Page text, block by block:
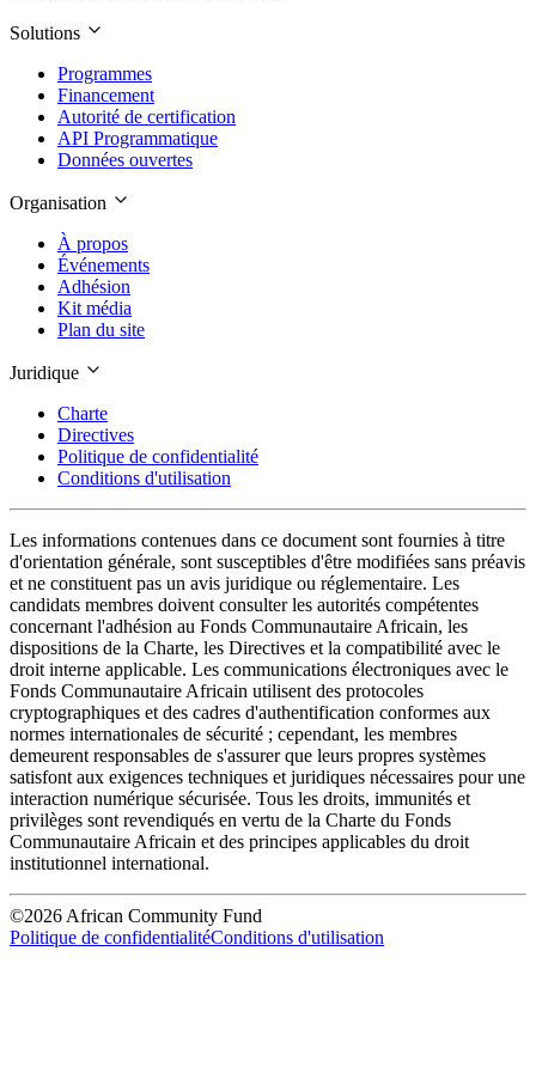
Solutions
Programmes
Financement
Autorité de certification
API Programmatique
Données ouvertes
Organisation
À propos
Événements
Adhésion
Kit média
Plan du site
Juridique
Charte
Directives
Politique de confidentialité
Conditions d'utilisation
Les informations contenues dans ce document sont fournies à titre
d'orientation générale, sont susceptibles d'être modifiées sans préavis
et ne constituent pas un avis juridique ou réglementaire. Les
candidats membres doivent consulter les autorités compétentes
concernant l'adhésion au Fonds Communautaire Africain, les
dispositions de la Charte, les Directives et la compatibilité avec le
droit interne applicable. Les communications électroniques avec le
Fonds Communautaire Africain utilisent des protocoles
cryptographiques et des cadres d'authentification conformes aux
normes internationales de sécurité ; cependant, les membres
demeurent responsables de s'assurer que leurs propres systèmes
satisfont aux exigences techniques et juridiques nécessaires pour une
interaction numérique sécurisée. Tous les droits, immunités et
privilèges sont revendiqués en vertu de la Charte du Fonds
Communautaire Africain et des principes applicables du droit
institutionnel international.
©2026 African Community Fund
Politique de confidentialitéConditions d'utilisation